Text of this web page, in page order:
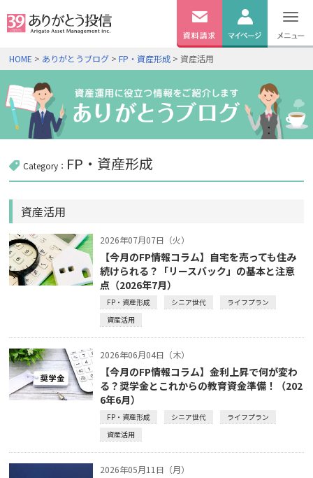
無料資料
請求
HOME > ありがとうブログ >FP・資産形成 > 資産活用
Category： FP・資産形成
資産活用
2026年07月07日（火）
【今月のFP情報コラム】自宅を売っても住み
続けられる？「リースバック」の基本と注意
点（2026年7月）
FP・資産形成 シニア世代
ライフプラン
資産活用
2026年06月04日（木）
【今月のFP情報コラム】金利上昇で何が変わ
る？奨学金とこれからの教育資金準備！（202
6年6月）
FP・資産形成 シニア世代
ライフプラン
資産活用
2026年05月11日（月）